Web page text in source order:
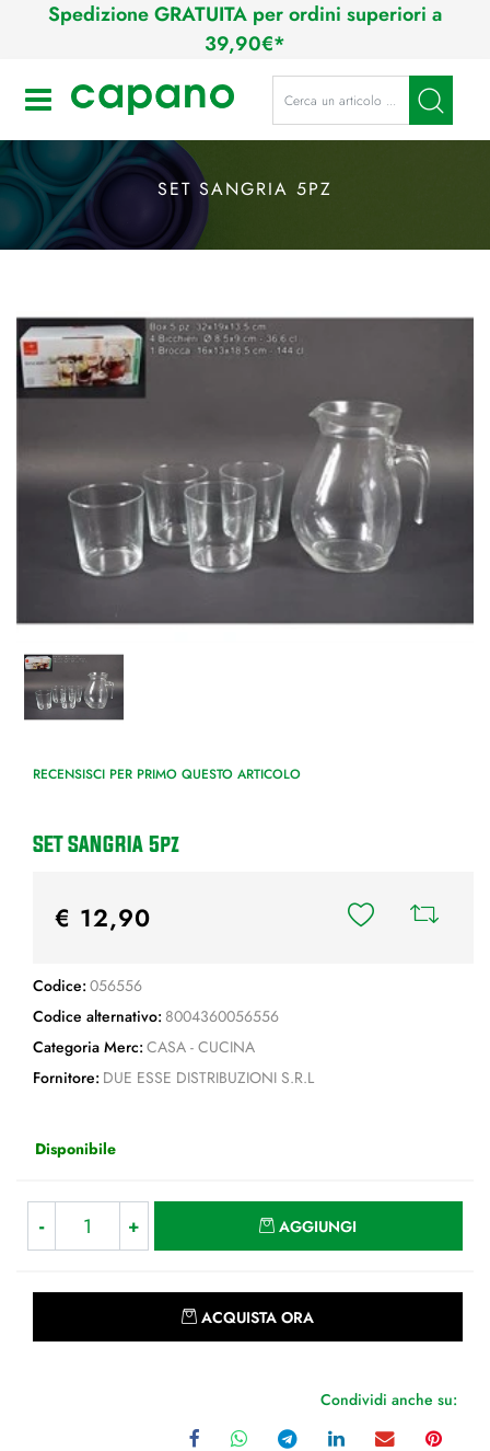
Spedizione GRATUITA per ordini superiori a
39,90€*
Open La modifica di un filtro
SET SANGRIA 5PZ
RECENSISCI PER PRIMO QUESTO ARTICOLO
SET SANGRIA 5pz
€ 12,90
Codice: 056556
Codice alternativo: 8004360056556
Categoria Merc: CASA - CUCINA
Fornitore: DUE ESSE DISTRIBUZIONI S.R.L
Disponibile
AGGIUNGI
ACQUISTA ORA
Condividi anche su: